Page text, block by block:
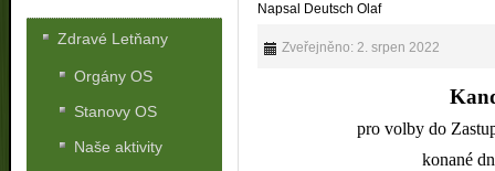
Napsal Deutsch Olaf
Zveřejněno: 2. srpen 2022
pro volby do
konané
Zdravé Letňany
Orgány OS
Stanovy OS
Naše aktivity